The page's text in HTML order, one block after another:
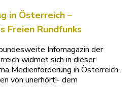
in Österreich –
Freien Rundfunks
bundesweite Infomagazin
Österreich widmet sich in
dem Thema Medienförderung
fand im Rahmen von